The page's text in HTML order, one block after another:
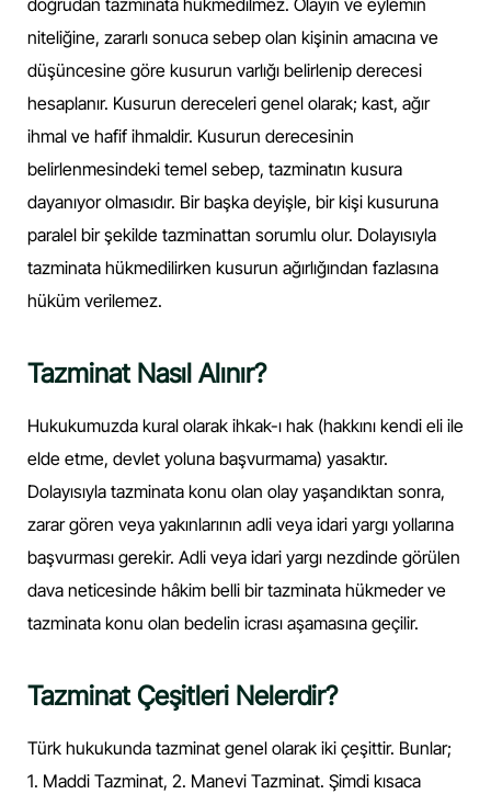
doğrudan tazminata hükmedilmez. Olayın ve eylemin
niteliğine, zararlı sonuca sebep olan kişinin amacına ve
düşüncesine göre kusurun varlığı belirlenip derecesi
hesaplanır. Kusurun dereceleri genel olarak; kast, ağır
ihmal ve hafif ihmaldir. Kusurun derecesinin
belirlenmesindeki temel sebep, tazminatın kusura
dayanıyor olmasıdır. Bir başka deyişle, bir kişi kusuruna
paralel bir şekilde tazminattan sorumlu olur. Dolayısıyla
tazminata hükmedilirken kusurun ağırlığından fazlasına
hüküm verilemez.
Tazminat Nasıl Alınır?
Hukukumuzda kural olarak ihkak-ı hak (hakkını kendi eli ile
elde etme, devlet yoluna başvurmama) yasaktır.
Dolayısıyla tazminata konu olan olay yaşandıktan sonra,
zarar gören veya yakınlarının adli veya idari yargı yollarına
başvurması gerekir. Adli veya idari yargı nezdinde görülen
dava neticesinde hâkim belli bir tazminata hükmeder ve
tazminata konu olan bedelin icrası aşamasına geçilir.
Tazminat Çeşitleri Nelerdir?
Türk hukukunda tazminat genel olarak iki çeşittir. Bunlar;
1. Maddi Tazminat, 2. Manevi Tazminat. Şimdi kısaca